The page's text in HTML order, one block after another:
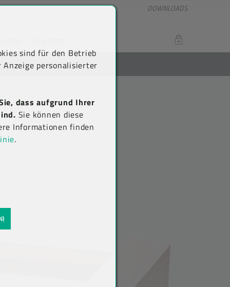
DOWNLOADS
LOGIN
sind für den Betrieb
personalisierter
dass aufgrund Ihrer
Sie können diese
Informationen finden
.